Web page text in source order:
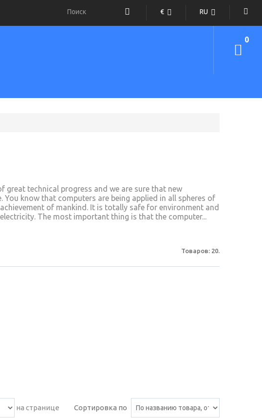
RU
€
0
great technical progress and we are sure that new
You know that computers are being applied in all spheres of
of mankind. It is totally safe for environment and
The most important thing is that the computer...
Товаров: 20.
Сортировка по
на странице